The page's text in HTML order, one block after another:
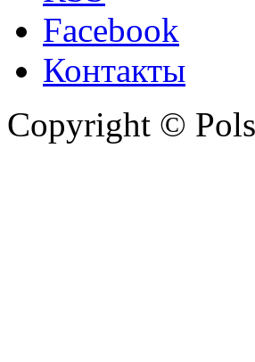
Facebook
Контакты
Copyright ©